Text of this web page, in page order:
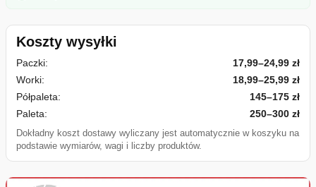
Koszty wysyłki
Paczki:
17,99–24,99 zł
Worki:
18,99–25,99 zł
Półpaleta:
145–175 zł
Paleta:
250–300 zł
Dokładny koszt dostawy wyliczany jest automatycznie w koszyku na
podstawie wymiarów, wagi i liczby produktów.